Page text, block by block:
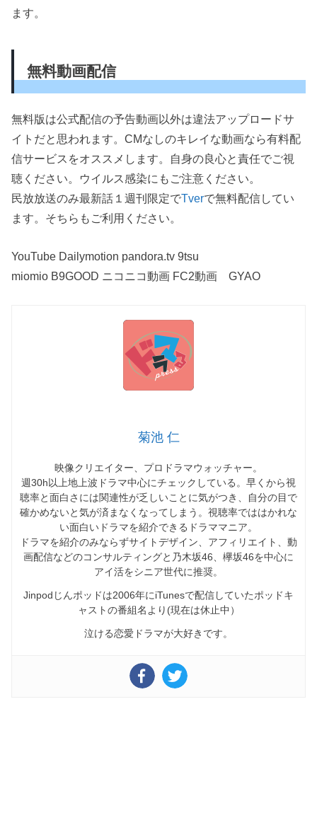
ます。
無料動画配信
無料版は公式配信の予告動画以外は違法アップロードサ
イトだと思われます。CMなしのキレイな動画なら有料配
信サービスをオススメします。自身の良心と責任でご視
聴ください。ウイルス感染にもご注意ください。
民放放送のみ最新話１週刊限定でTverで無料配信してい
ます。そちらもご利用ください。
YouTube Dailymotion pandora.tv 9tsu
miomio B9GOOD ニコニコ動画 FC2動画 GYAO
菊池 仁
映像クリエイター、プロドラマウォッチャー。
週30h以上地上波ドラマ中心にチェックしている。早くから視
聴率と面白さには関連性が乏しいことに気がつき、自分の目で
確かめないと気が済まなくなってしまう。視聴率でははかれな
い面白いドラマを紹介できるドラママニア。
ドラマを紹介のみならずサイトデザイン、アフィリエイト、動
画配信などのコンサルティングと乃木坂46、欅坂46を中心に
アイ活をシニア世代に推奨。
Jinpodじんポッドは2006年にiTunesで配信していたポッドキ
ャストの番組名より(現在は休止中）
泣ける恋愛ドラマが大好きです。